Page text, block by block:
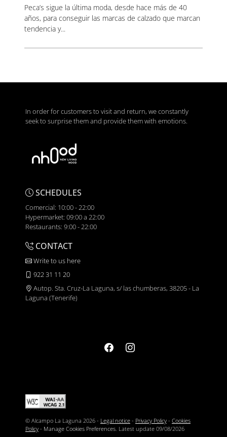
Peca’s sigue la última moda, desde hace más de 40
años, para conseguir las marcas de calzado que marcan
tendencia y...
In order for customers to visit and return, we constantly
seek to surprise them and provide them with emotions.
SCHEDULES
Comercial: 10:00 - 22:00
Hypermarket: 09:00 a 22:00
Restaurants: 9:00 - 22:00
CONTACT
Write to us here
922 31 11 20
Autop. Sta. Cruz-La Laguna, s/ las chumberas, 38205 - La
Laguna (Tenerife)
© Alcampo La Laguna 2026 - Legal notice - Privacy Policy - Cookies
Policy - Manage Cookies Preferences. Latest update 09/08/2026